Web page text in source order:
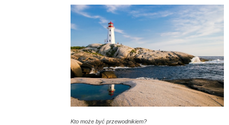
Kto może być przewodnikiem?